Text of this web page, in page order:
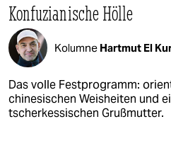
Konfuzianische Hölle
Kolumne Hartmut El
Das volle Festprogramm:
chinesischen Weisheiten und
tscherkessischen Grußmutter.